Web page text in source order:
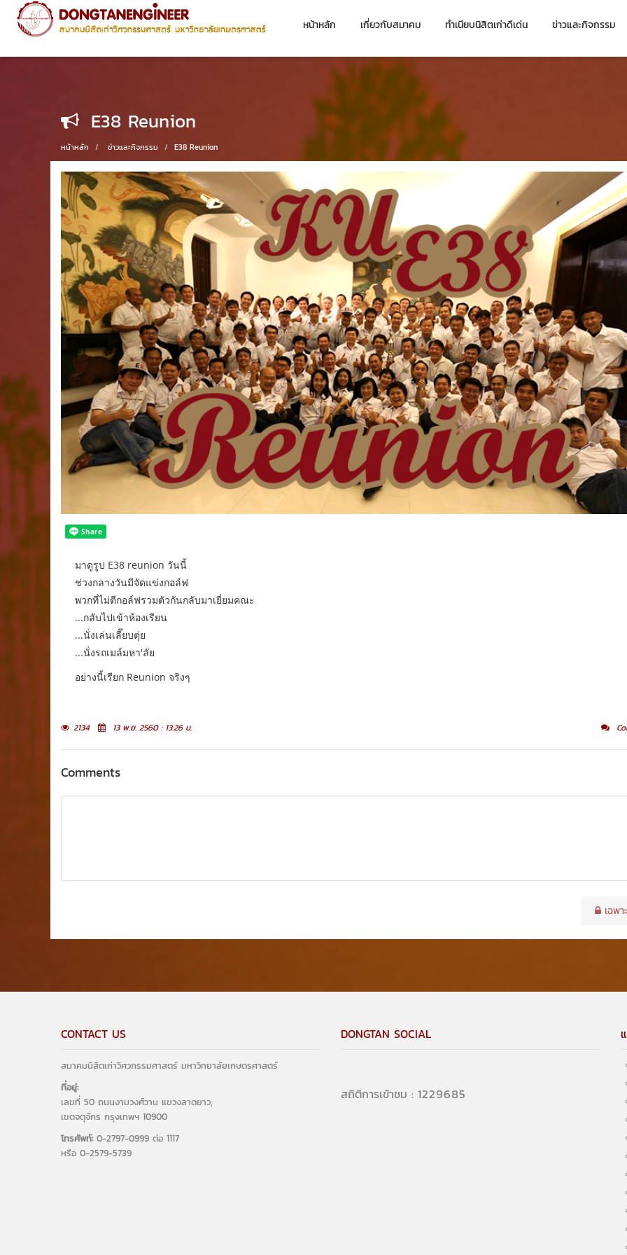
หน้าหลัก เกี่ยวกับสมาคม ทำเนียบนิสิตเก่าดีเด่น ข่าวและกิจกรรม
E38 Reunion
หน้าหลัก ข่าวและกิจกรรม E38 Reunion
มาดูรูป E38 reunion วันนี้
ช่วงกลางวันมีจัดแข่งกอล์ฟ
พวกที่ไม่ตีกอล์ฟรวมตัวกันกลับมาเยี่ยมคณะ
...กลับไปเข้าห้องเรียน
...นั่งเล่นเลี๊ยบตุ่ย
...นั่งรถเมล์มหา'ลัย
อย่างนี้เรียก Reunion จริงๆ
2134 13 พ.ย. 2560 : 13:26 น.
Comments
เฉพ
CONTACT US
สมาคมนิสิตเก่าวิศวกรรมศาสตร์ มหาวิทยาลัยเกษตรศาสตร์
ที่อยู่:
เลขที่ 50 ถนนงามวงศ์วาน แขวงลาดยาว,
เขตจตุจักร กรุงเทพฯ 10900
โทรศัพท์:0-2797-0999 ต่อ 1117
หรือ 0-2579-5739
DONGTAN SOCIAL
สถิติการเข้าชม : 1475620